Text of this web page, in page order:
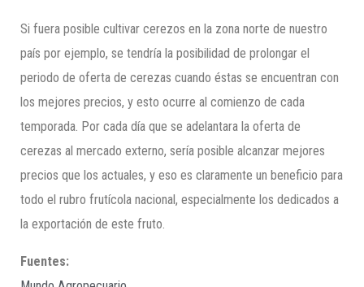
Si fuera posible cultivar cerezos en la zona norte de nuestro
país por ejemplo, se tendría la posibilidad de prolongar el
periodo de oferta de cerezas cuando éstas se encuentran con
los mejores precios, y esto ocurre al comienzo de cada
temporada. Por cada día que se adelantara la oferta de
cerezas al mercado externo, sería posible alcanzar mejores
precios que los actuales, y eso es claramente un beneficio para
todo el rubro frutícola nacional, especialmente los dedicados a
la exportación de este fruto.
Fuentes: